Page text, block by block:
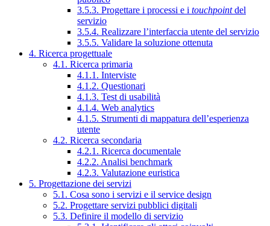
3.5.3. Progettare i processi e i touchpointdel
servizio
3.5.4. Realizzare l’interfaccia utente del servizio
3.5.5. Validare la soluzione ottenuta
4. Ricerca progettuale
4.1. Ricerca primaria
4.1.1. Interviste
4.1.2. Questionari
4.1.3. Test di usabilità
4.1.4. Web analytics
4.1.5. Strumenti di mappatura dell’esperienza
utente
4.2. Ricerca secondaria
4.2.1. Ricerca documentale
4.2.2. Analisi benchmark
4.2.3. Valutazione euristica
5. Progettazione dei servizi
5.1. Cosa sono i servizi e il service design
5.2. Progettare servizi pubblici digitali
5.3. Definire il modello di servizio